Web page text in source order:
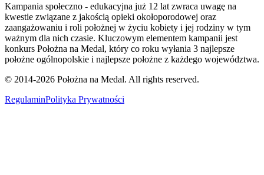
Kampania społeczno - edukacyjna już 12 lat zwraca uwagę na
kwestie związane z jakością opieki okołoporodowej oraz
zaangażowaniu i roli położnej w życiu kobiety i jej rodziny w tym
ważnym dla nich czasie. Kluczowym elementem kampanii jest
konkurs Położna na Medal, który co roku wyłania 3 najlepsze
położne ogólnopolskie i najlepsze położne z każdego województwa.
© 2014-2026 Położna na Medal. All rights reserved.
RegulaminPolityka Prywatności